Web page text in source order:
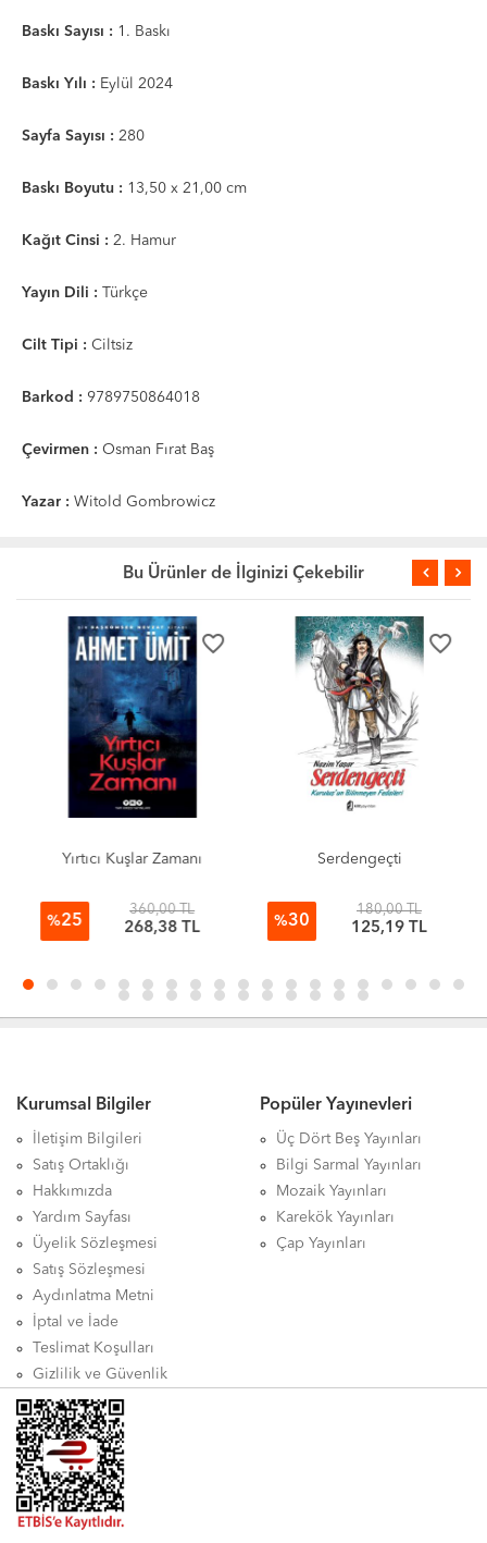
Baskı Sayısı : 1. Baskı
Baskı Yılı : Eylül 2024
Sayfa Sayısı : 280
Baskı Boyutu : 13,50 x 21,00 cm
Kağıt Cinsi : 2. Hamur
Yayın Dili : Türkçe
Cilt Tipi : Ciltsiz
Barkod : 9789750864018
Çevirmen : Osman Fırat Baş
Yazar : Witold Gombrowicz
Bu Ürünler de İlginizi Çekebilir
favorite_border
Yırtıcı Kuşlar Zamanı
%25
360,00 TL
268,38 TL
favorite_border
Serdengeçti
%30
180,00 TL
125,19 TL
Kurumsal Bilgiler
İletişim Bilgileri
Satış Ortaklığı
Hakkımızda
Yardım Sayfası
Üyelik Sözleşmesi
Satış Sözleşmesi
Aydınlatma Metni
İptal ve İade
Teslimat Koşulları
Gizlilik ve Güvenlik
Popüler Yayınevleri
Üç Dört Beş Yayınları
Bilgi Sarmal Yayınları
Mozaik Yayınları
Karekök Yayınları
Çap Yayınları